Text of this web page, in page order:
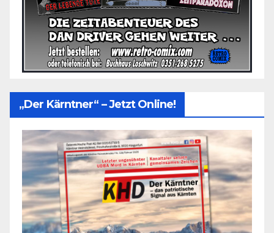
„Der Kärntner“ – Jetzt Online!